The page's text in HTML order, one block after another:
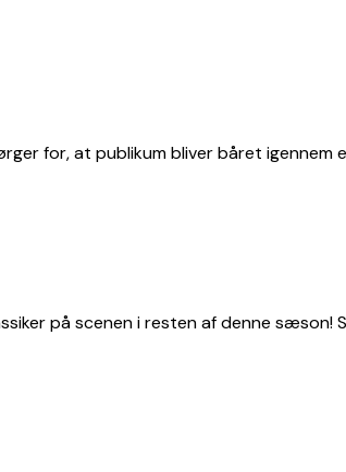
for, at publikum bliver båret
på scenen i resten af denne sæson!